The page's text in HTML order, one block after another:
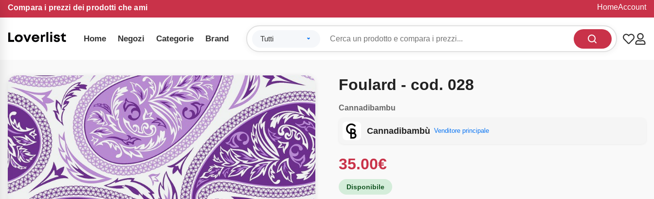
Compara i prezzi dei prodotti che ami HomeAccount
Home Negozi Categorie Brand
Foulard - cod. 028
Cannadibambu
Cannadibambù Venditore principale
35.00€
Disponibile